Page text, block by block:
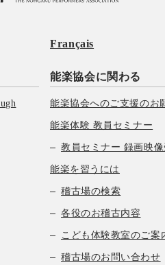
Français
能楽協会に関わる
能楽協会へのご支援のお
能楽体験 教員セミナー
教員セミナー 録画映
能楽を習うには
稽古場の検索
各役のお稽古内容
こども体験教室のご案
稽古場のお問い合わせ